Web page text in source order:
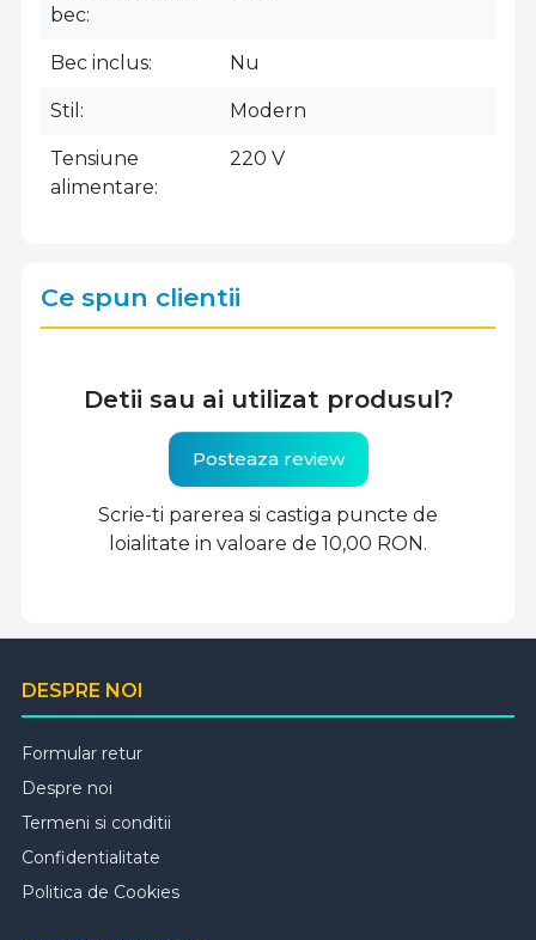
bec
Bec inclus Nu
Stil Modern
Tensiune
alimentare
220 V
Ce spun clientii
Detii sau ai utilizat produsul?
Posteaza review
Scrie-ti parerea si castiga puncte de
loialitate in valoare de 10,00 RON.
DESPRE NOI
Formular retur
Despre noi
Termeni si conditii
Confidentialitate
Politica de Cookies